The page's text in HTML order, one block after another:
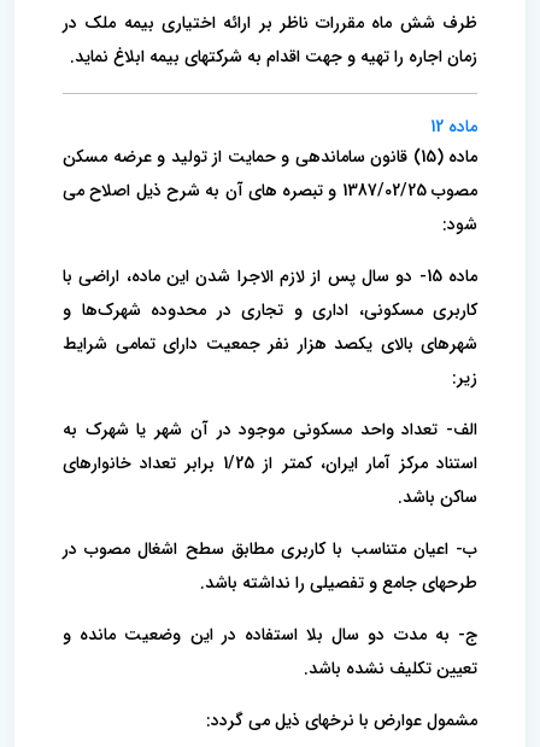
ظرف شش ماه مقررات ناظر بر ارائه اختیاری بیمه ملک در
زمان اجاره را تهیه و جهت اقدام به شرکتهای بیمه ابلاغ نماید.
ماده 12
ماده (15) قانون ساماندهی و حمایت از تولید و عرضه مسکن
مصوب 1387/02/25 و تبصره های آن به شرح ذیل اصلاح می
شود:
ماده 15- دو سال پس از لازم الاجرا شدن این ماده، اراضی با
کاربری مسکونی، اداری و تجاری در محدوده شهرک‌ها و
شهرهای بالای یکصد هزار نفر جمعیت دارای تمامی شرایط
زیر:
الف- تعداد واحد مسکونی موجود در آن شهر یا شهرک به
استناد مرکز آمار ایران، کمتر از 1/25 برابر تعداد خانوارهای
ساکن باشد.
ب- اعیان متناسب با کاربری مطابق سطح اشغال مصوب در
طرحهای جامع و تفصیلی را نداشته باشد.
ج- به مدت دو سال بلا استفاده در این وضعیت مانده و
تعیین تکلیف نشده باشد.
مشمول عوارض با نرخهای ذیل می گردد: